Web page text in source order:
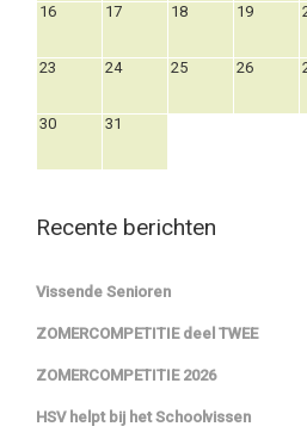
16 17 18 19
23 24 25 26
30 31
Recente berichten
Vissende Senioren
ZOMERCOMPETITIE deel TWEE
ZOMERCOMPETITIE 2026
HSV helpt bij het Schoolvissen